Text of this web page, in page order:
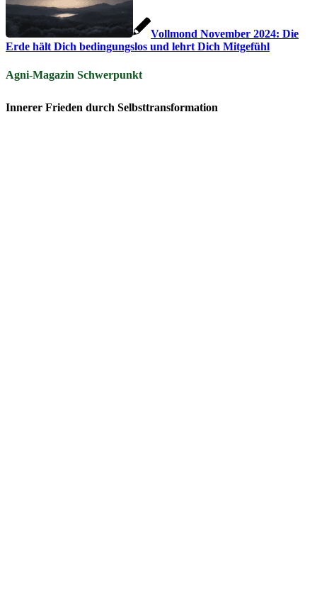
Vollmond November 2024: Die
Erde hält Dich bedingungslos und lehrt Dich Mitgefühl
Agni-Magazin Schwerpunkt
Innerer Frieden durch Selbsttransformation